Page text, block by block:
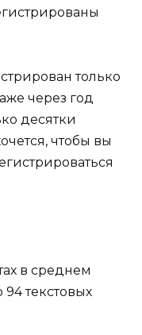
только
через год
десятки
чтобы вы
в среднем
текстовых